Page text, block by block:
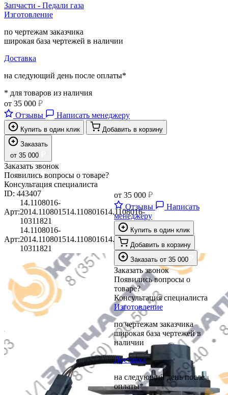
Запчасти - Педали газа
Изготовление
по чертежам заказчика
широкая база чертежей в наличии
Доставка
на следующий день после оплаты*
* для товаров из наличия
от 35 000 ₽
Отзывы
Написать менеджеру
Купить в один клик
Добавить в корзину
Заказать
от 35 000
Заказать звонок
Появились вопросы о товаре?
Консультация специалиста
ID: 443407
Арт:
14.1108016-
2014.110801514.110801614.1108016-
10311821
Арт:
14.1108016-
2014.110801514.110801614.1108016-
10311821
от 35 000 ₽
Отзывы
Написать
менеджеру
Купить в один клик
Добавить в корзину
Заказать от 35 000
Заказать звонок
Появились вопросы о
товаре?
Консультация специалиста
Изготовление
по чертежам заказчика
широкая база чертежей в
наличии
Доставка
на следующий день после
оплаты*